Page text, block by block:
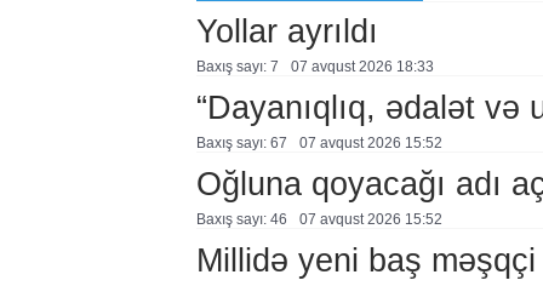
Yollar ayrıldı
Baxış sayı: 7 07 avqust 2026 18:33
“Dayanıqlıq, ədalət
Baxış sayı: 67 07 avqust 2026 15:52
Oğluna qoyacağı adı
Baxış sayı: 46 07 avqust 2026 15:52
Millidə yeni baş məşqçi